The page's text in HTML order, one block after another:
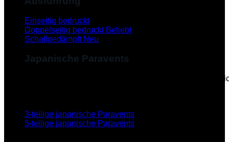
Einseitig bedruckt
Doppelseitig bedruckt
Schallgedämpft
Japanische Paravents
Diese Paravents, die im Japanischen als "Byobu"
3-teilige japanische Paravents
5-teilige japanische Paravents